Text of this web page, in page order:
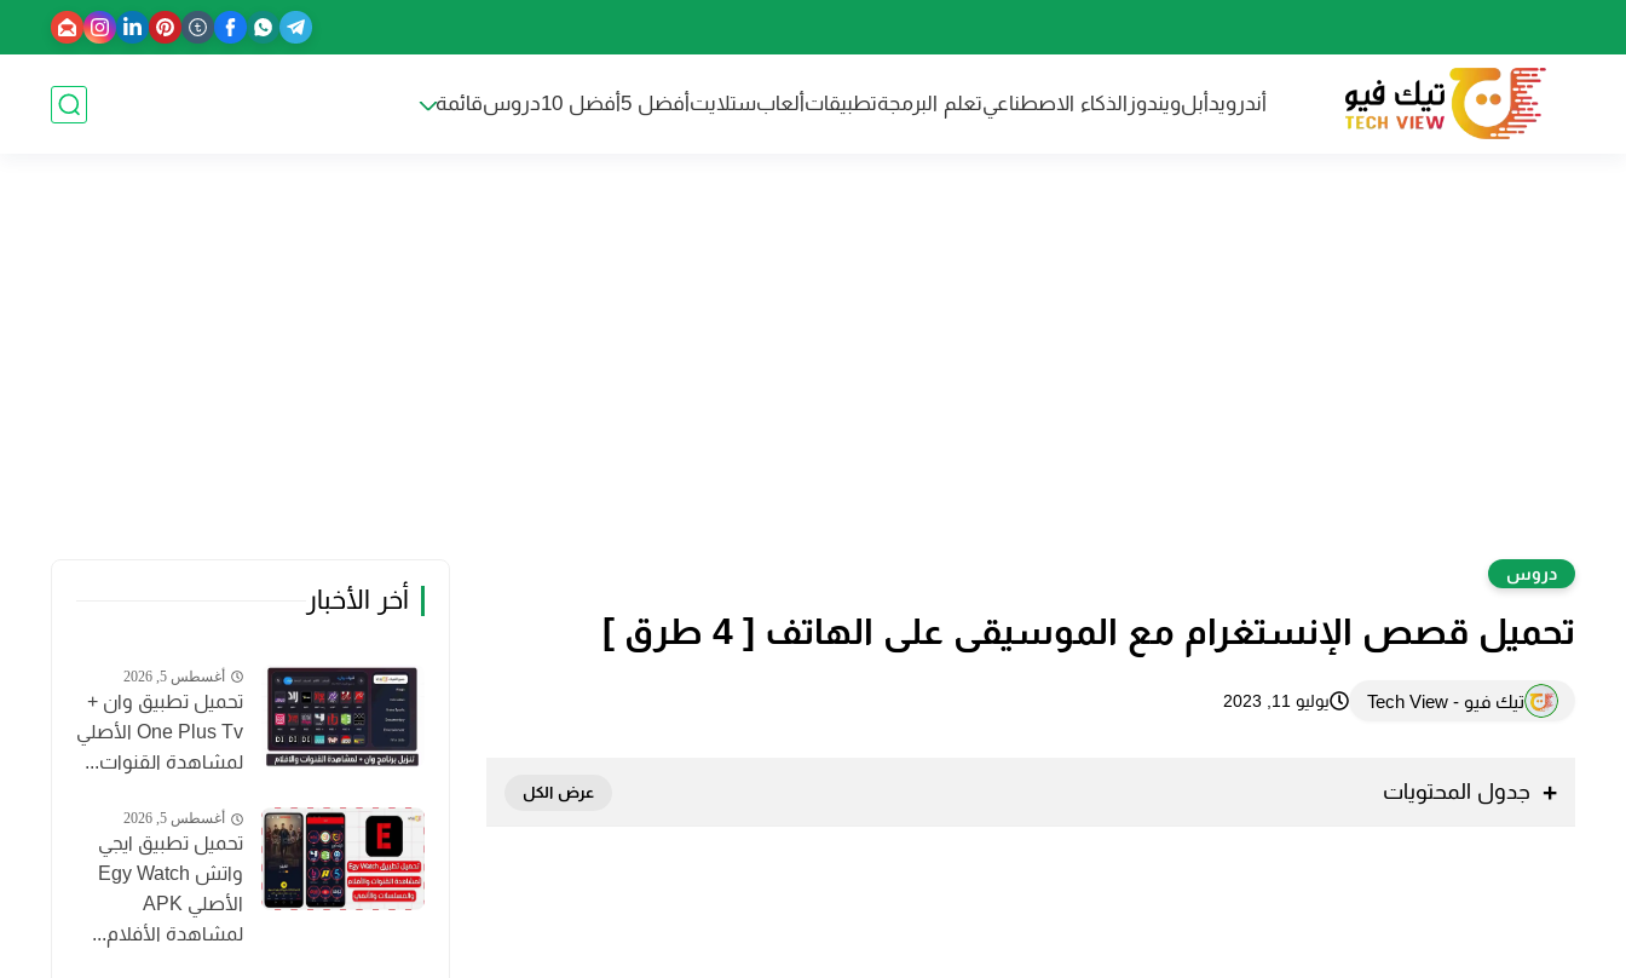
أندرويدأبلويندوز الذكاء الاصطناعيتعلم البرمجةتطبيقاتألعابستلايتأفضل 5 أفضل 10 دروسقائمة
دروس
تحميل قصص الإنستغرام مع الموسيقى على الهاتف [ 4 طرق ]
تيك فيو - Tech View يوليو 11, 2023
جدول المحتويات
أخر الأخبار
أغسطس 5, 2026
تحميل تطبيق وان +
One Plus Tv الأصلي
لمشاهدة القنوات...
أغسطس 5, 2026
تحميل تطبيق ايجي
واتش Egy Watch
الأصلي APK
لمشاهدة الأفلام...